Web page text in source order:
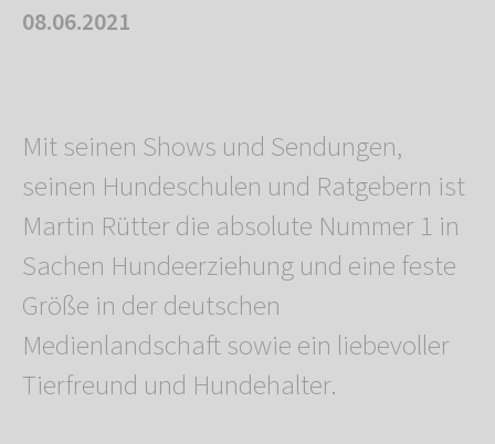
08.06.2021
Mit seinen Shows und Sendungen,
seinen Hundeschulen und Ratgebern ist
Martin Rütter die absolute Nummer 1 in
Sachen Hundeerziehung und eine feste
Größe in der deutschen
Medienlandschaft sowie ein liebevoller
Tierfreund und Hundehalter.